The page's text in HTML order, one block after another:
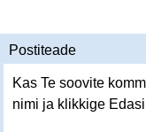
Postiteade
Kas Te soovite
nimi ja klikkige